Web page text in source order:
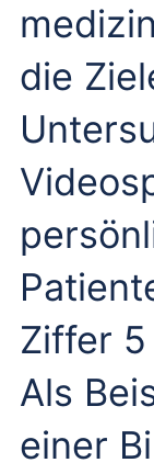
die
Ziffer
Als
einer